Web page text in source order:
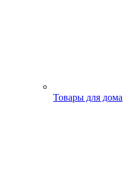
Товары для дома